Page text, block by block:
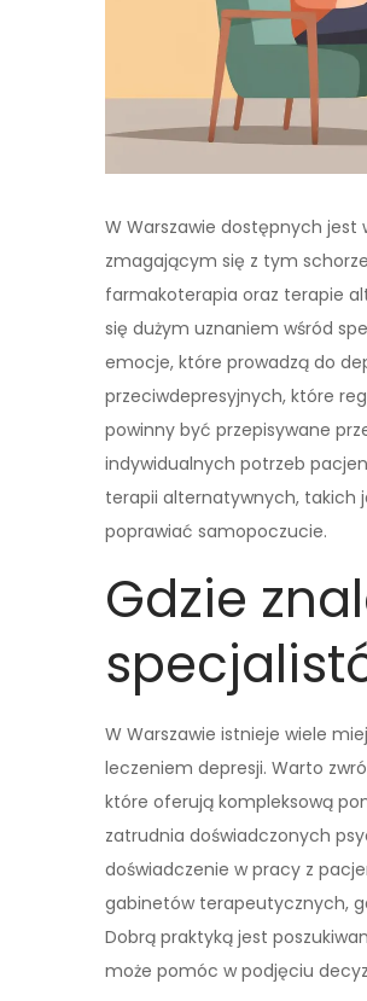
W Warszawie dostępnych
zmagającym się z tym
farmakoterapia oraz terapie
się dużym uznaniem wśród
emocje, które prowadzą do
przeciwdepresyjnych, które
powinny być przepisywane
indywidualnych potrzeb
terapii alternatywnych, takich
poprawiać samopoczucie.
Gdzie
W Warszawie istnieje wiele
leczeniem depresji. Warto
które oferują kompleksową
zatrudnia doświadczonych
doświadczenie w pracy z
gabinetów terapeutycznych,
Dobrą praktyką jest
może pomóc w podjęciu